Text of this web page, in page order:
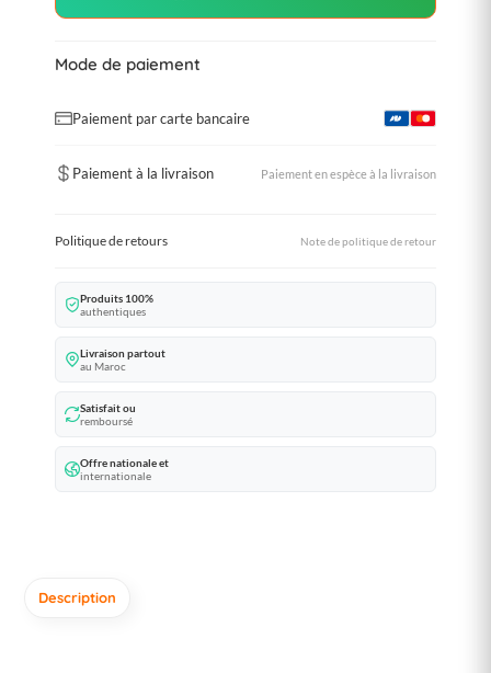
Mode de paiement
Paiement par carte bancaire
Paiement à la livraison Paiement en espèce à la livraison
Politique de retours Note de politique de retour
Produits 100%
authentiques
Livraison partout
au Maroc
Satisfait ou
remboursé
Offre nationale et
internationale
Description